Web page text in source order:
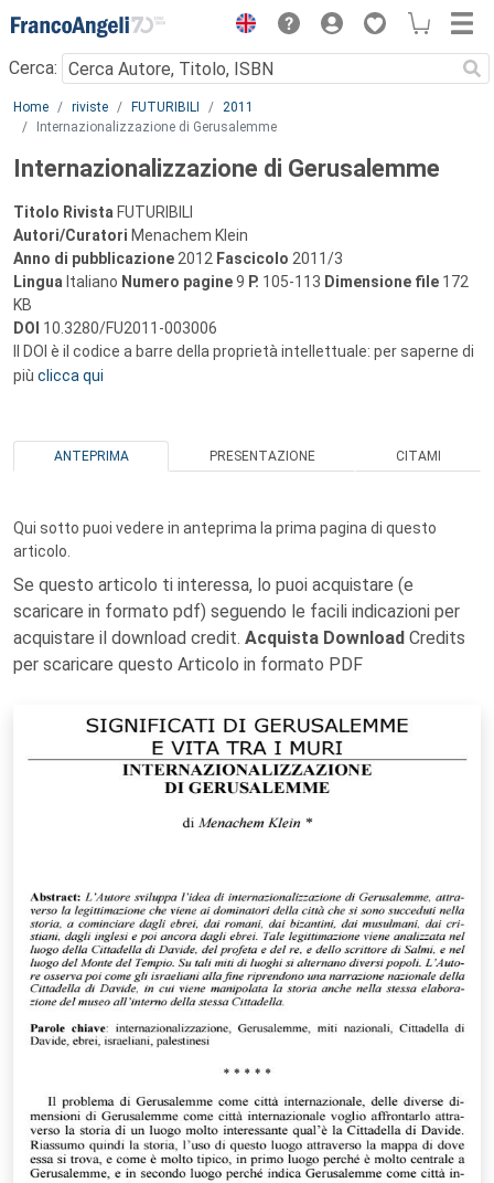
Menu
Cerca:
Main content
Home riviste FUTURIBILI
2011
Internazionalizzazione di Gerusalemme
Internazionalizzazione di Gerusalemme
Titolo Rivista FUTURIBILI
Autori/Curatori Menachem Klein
Anno di pubblicazione 2012 Fascicolo 2011/3
Lingua Italiano Numero pagine9 P. 105-113 Dimensione file 172
KB
DOI 10.3280/FU2011-003006
Il DOI è il codice a barre della proprietà intellettuale: per saperne di
più clicca qui
ANTEPRIMA PRESENTAZIONE CITAMI
Qui sotto puoi vedere in anteprima la prima pagina di questo
articolo.
Se questo articolo ti interessa, lo puoi acquistare (e
scaricare in formato pdf) seguendo le facili indicazioni per
acquistare il download credit. Acquista Download Credits
per scaricare questo Articolo in formato PDF